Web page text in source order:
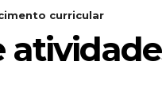
curricular